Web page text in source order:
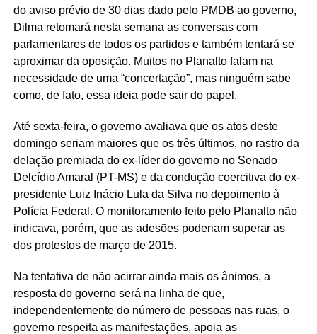
do aviso prévio de 30 dias dado pelo PMDB ao governo,
Dilma retomará nesta semana as conversas com
parlamentares de todos os partidos e também tentará se
aproximar da oposição. Muitos no Planalto falam na
necessidade de uma “concertação”, mas ninguém sabe
como, de fato, essa ideia pode sair do papel.
Até sexta-feira, o governo avaliava que os atos deste
domingo seriam maiores que os três últimos, no rastro da
delação premiada do ex-líder do governo no Senado
Delcídio Amaral (PT-MS) e da condução coercitiva do ex-
presidente Luiz Inácio Lula da Silva no depoimento à
Polícia Federal. O monitoramento feito pelo Planalto não
indicava, porém, que as adesões poderiam superar as
dos protestos de março de 2015.
Na tentativa de não acirrar ainda mais os ânimos, a
resposta do governo será na linha de que,
independentemente do número de pessoas nas ruas, o
governo respeita as manifestações, apoia as